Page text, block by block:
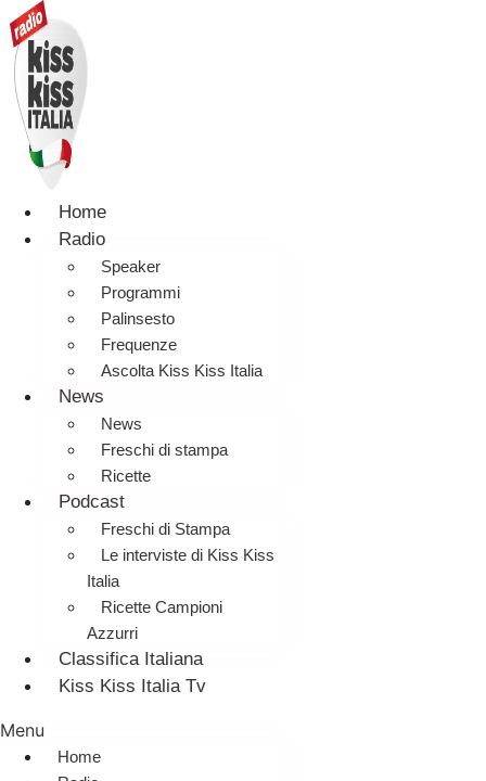
Home
Radio
Speaker
Programmi
Palinsesto
Frequenze
Ascolta Kiss Kiss Italia
News
News
Freschi di stampa
Ricette
Podcast
Freschi di Stampa
Le interviste di Kiss Kiss
Italia
Ricette Campioni
Azzurri
Classifica Italiana
Kiss Kiss Italia Tv
Menu
Home